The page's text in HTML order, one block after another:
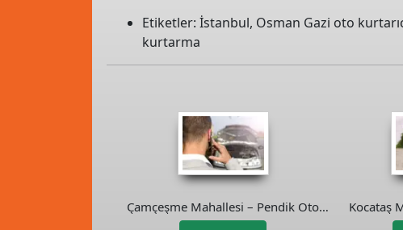
Etiketler: İstanbul, Osman Gazi oto
kurtarma
Çamçeşme Mahallesi – Pendik Oto
Kurtarıcı
Kocataş